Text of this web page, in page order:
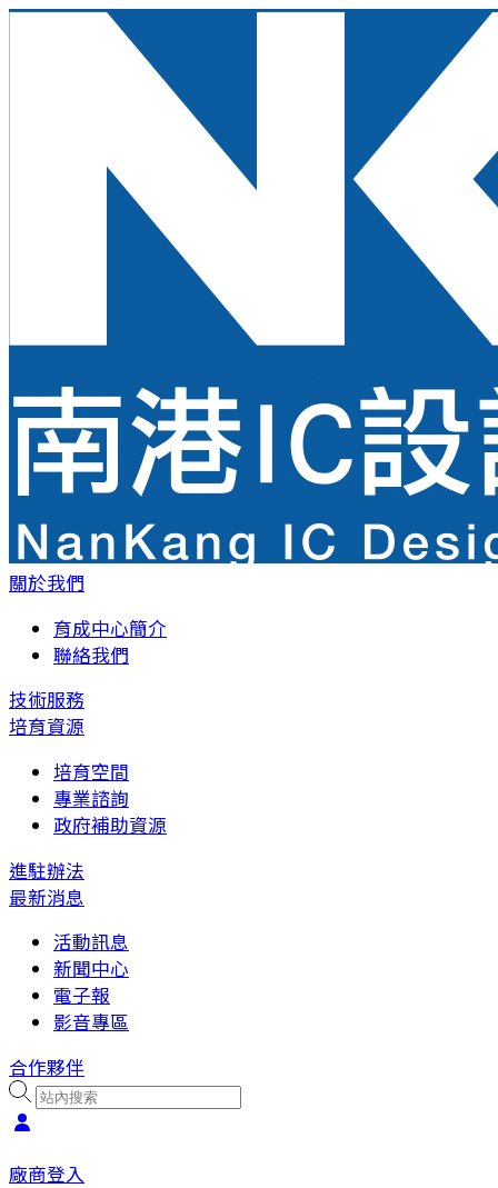
關於我們
育成中心簡介
聯絡我們
技術服務
培育資源
培育空間
專業諮詢
政府補助資源
進駐辦法
最新消息
活動訊息
新聞中心
電子報
影音專區
合作夥伴
廠商登入